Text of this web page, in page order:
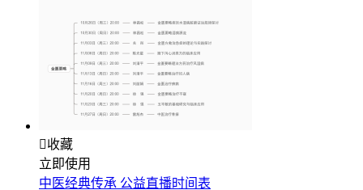
收藏
立即使用
中医经典传承 公益直播时间表